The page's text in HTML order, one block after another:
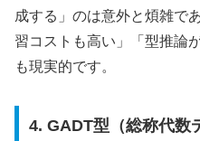
成する」のは意外と煩雑で
習コストも高い」「型推論
も現実的です。
4. GADT型（総称代数